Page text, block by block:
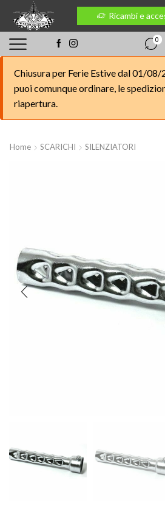
Go shop Ricambi e
0
Chiusura per Ferie Estive dal 01/
puoi comunque ordinare, le
riapertura.
Home SCARICHI SILENZIATORI